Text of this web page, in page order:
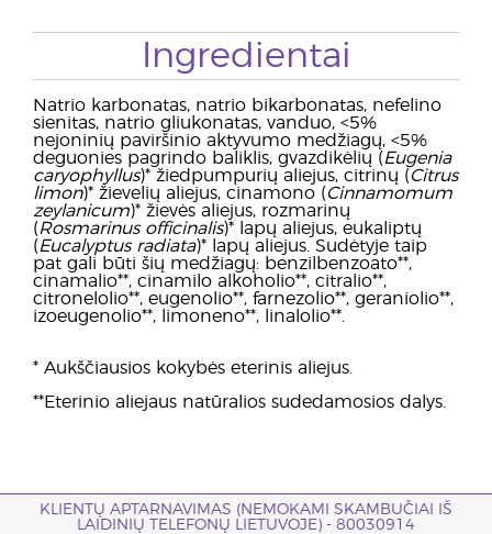
Ingredientai
Natrio karbonatas, natrio bikarbonatas, nefelino
sienitas, natrio gliukonatas, vanduo, <5%
nejoninių paviršinio aktyvumo medžiagų, <5%
deguonies pagrindo baliklis, gvazdikėlių (Eugenia
caryophyllus)* žiedpumpurių aliejus, citrinų (Citrus
limon)* žievelių aliejus, cinamono (Cinnamomum
zeylanicum)* žievės aliejus, rozmarinų
(Rosmarinus officinalis)* lapų aliejus, eukaliptų
(Eucalyptus radiata)* lapų aliejus. Sudėtyje taip
pat gali būti šių medžiagų: benzilbenzoato**,
cinamalio**, cinamilo alkoholio**, citralio**,
citronelolio**, eugenolio**, farnezolio**, geraniolio**,
izoeugenolio**, limoneno**, linalolio**.
* Aukščiausios kokybės eterinis aliejus.
**Eterinio aliejaus natūralios sudedamosios dalys.
KLIENTŲ APTARNAVIMAS (NEMOKAMI SKAMBUČIAI IŠ
LAIDINIŲ TELEFONŲ LIETUVOJE) - 80030914